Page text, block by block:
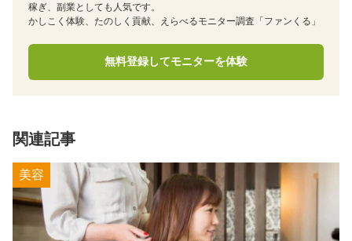
稼ぎ、副業としても人気です。
かしこく体験、たのしく貢献、えらべるモニター調査「ファンくる」
無料登録してモニターを体験
関連記事
美容